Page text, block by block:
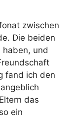
zwischen
Die beiden
haben, und
fand ich den
das
ein